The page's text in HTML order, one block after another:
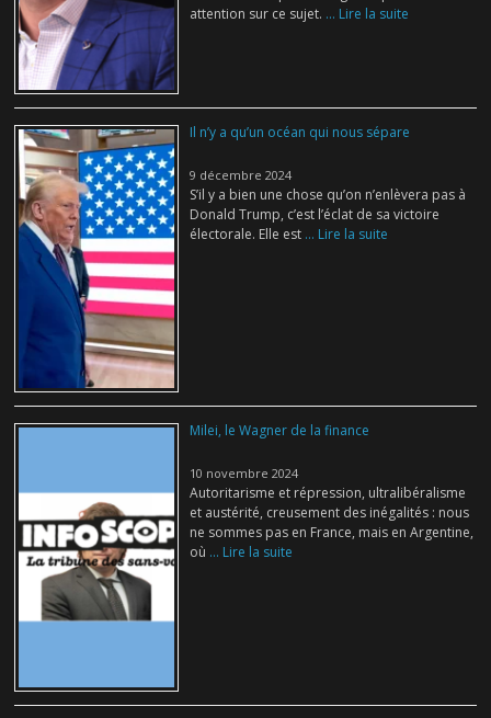
attention sur ce sujet. ... Lire la suite
Il n’y a qu’un océan qui nous sépare
9 décembre 2024
S’il y a bien une chose qu’on n’enlèvera pas à
Donald Trump, c’est l’éclat de sa victoire
électorale. Elle est ... Lire la suite
Milei, le Wagner de la finance
10 novembre 2024
Autoritarisme et répression, ultralibéralisme
et austérité, creusement des inégalités : nous
ne sommes pas en France, mais en Argentine,
où ... Lire la suite